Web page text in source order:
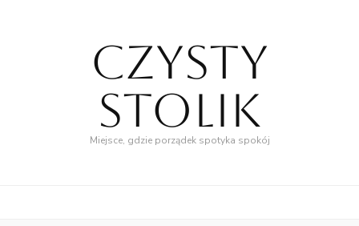
Czysty
Stolik
Miejsce, gdzie porządek spotyka spokój